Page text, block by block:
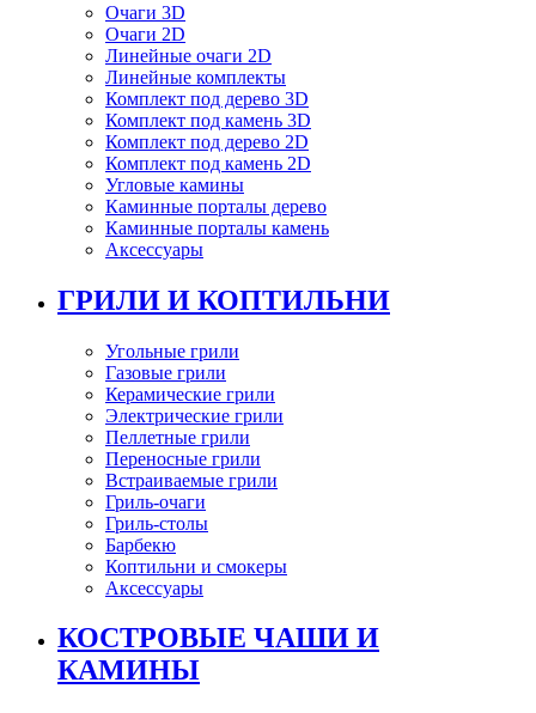
Очаги 3D
Очаги 2D
Линейные очаги 2D
Линейные комплекты
Комплект под дерево 3D
Комплект под камень 3D
Комплект под дерево 2D
Комплект под камень 2D
Угловые камины
Каминные порталы дерево
Каминные порталы камень
Аксессуары
ГРИЛИ И КОПТИЛЬНИ
Угольные грили
Газовые грили
Керамические грили
Электрические грили
Пеллетные грили
Переносные грили
Встраиваемые грили
Гриль-очаги
Гриль-столы
Барбекю
Коптильни и смокеры
Аксессуары
КОСТРОВЫЕ ЧАШИ И
КАМИНЫ